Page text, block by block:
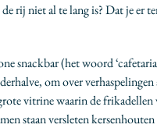
rij niet al te lang is? Dat je er
snackbar (het woord
om over verhaspelingen
vitrine waarin de frikadellen
staan versleten